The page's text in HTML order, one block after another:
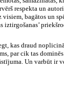
respekta un
bagātos un
kas draud
par cik tas
Un varbūt ir